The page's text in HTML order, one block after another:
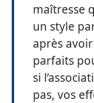
maîtresse
un style
après
parfaits
si
pas, vos